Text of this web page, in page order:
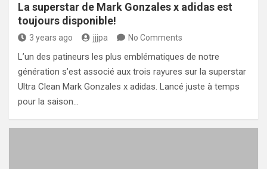
La superstar de Mark Gonzales x adidas est
toujours disponible!
3 years ago jjjpa No Comments
L’un des patineurs les plus emblématiques de notre
génération s’est associé aux trois rayures sur la superstar
Ultra Clean Mark Gonzales x adidas. Lancé juste à temps
pour la saison…